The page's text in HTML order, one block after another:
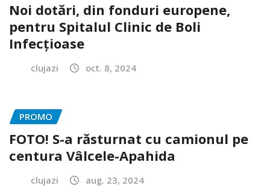
Noi dotări, din fonduri europene,
pentru Spitalul Clinic de Boli
Infecțioase
clujazi oct. 8, 2024
PROMO
FOTO! S-a răsturnat cu camionul pe
centura Vâlcele-Apahida
clujazi aug. 23, 2024